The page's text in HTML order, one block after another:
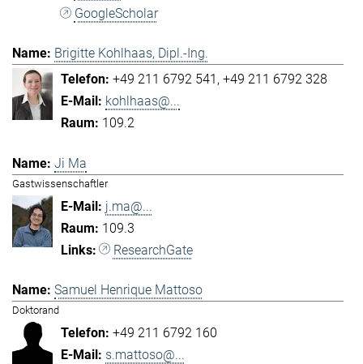
GoogleScholar
Brigitte Kohlhaas, Dipl.-Ing.
+49 211 6792 541 +49 211 6792 328
kohlhaas@...
109.2
Ji Ma
Gastwissenschaftler
j.ma@...
109.3
ResearchGate
Samuel Henrique Mattoso
Doktorand
+49 211 6792 160
s.mattoso@...